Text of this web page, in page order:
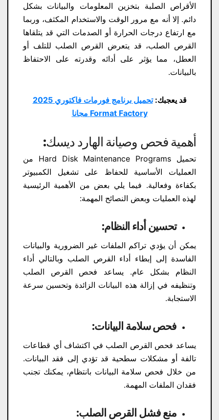
الأقراص الصلبة بتخزين المعلومات والبيانات بشكل
دائم. إلا أنه مع مرور الوقت والاستخدام المكثف، وربما
مع ارتفاع درجات الحرارة أو الصدمات التي قد يتلقاها
القرص الصلب، قد يتعرض القرص الصلب للتلف أو
العطل، مما يؤثر على أدائه وقدرته على الاحتفاظ
بالبيانات.
قد يعجبك:
تحميل برنامج فورمات فاكتوري 2025
Format Factory مجانا
أهمية فحص وصيانة الهارد ديسك:
تحميل Hard Disk Maintenance Programs من
العمليات الأساسية للحفاظ على تشغيل الكمبيوتر
بكفاءة وفعالية. فيما يلي بعض من الأهمية الرئيسية
لهذه العمليات وبعض النصائح المهمة:
تحسين أداء النظام:
يمكن أن يؤدي تراكم الملفات غير الضرورية والبيانات
الفاسدة إلى إبطاء أداء القرص الصلب وبالتالي أداء
النظام بشكل عام. يساعد فحص القرص الصلب
وتنظيفه في إزالة هذه البيانات الزائدة وتحسين سرعة
الاستجابة.
فحص سلامة البيانات:
يساعد فحص القرص الصلب في اكتشاف أي قطاعات
تالفة أو مشكلات سطحية قد تؤدي إلى فقد البيانات.
من خلال فحص سلامة البيانات بانتظام، يمكنك تجنب
فقدان الملفات المهمة.
منع فشل القرص الصلب: